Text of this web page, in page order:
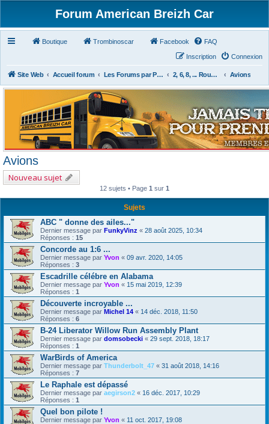
Forum American Breizh Car
Boutique Trombinoscar Facebook FAQ
Connexion
Inscription
Site Web Accueil forum Les Forums par Passion 2, 6, 8, ... Roues & Autres Avions
Avions
Nouveau sujet
12 sujets • Page 1 sur 1
Sujets
ABC " donne des ailes..."
Dernier message par FunkyVinz « 28 août 2025, 10:34
Réponses : 15
Concorde au 1:6 ...
Dernier message par Yvon « 09 avr. 2020, 14:05
Réponses : 3
Escadrille célébre en Alabama
Dernier message par Yvon « 15 mai 2019, 12:39
Réponses : 1
Découverte incroyable ...
Dernier message par Michel 14 « 14 déc. 2018, 11:50
Réponses : 6
B-24 Liberator Willow Run Assembly Plant
Dernier message par domsobecki « 29 sept. 2018, 18:17
Réponses : 1
WarBirds of America
Dernier message par Thunderbolt_47 « 31 août 2018, 14:16
Réponses : 7
Le Raphale est dépassé
Dernier message par aegirson2 « 16 déc. 2017, 10:29
Réponses : 1
Quel bon pilote !
Dernier message par Yvon « 11 oct. 2017, 19:08